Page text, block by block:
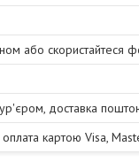
або скористайтеся
доставка
оплата картою Visa,